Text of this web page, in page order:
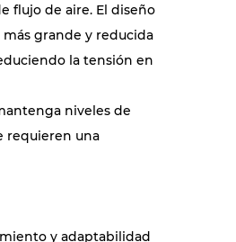
flujo de aire. El diseño
grande y reducida
la tensión en
niveles de
requieren una
y adaptabilidad